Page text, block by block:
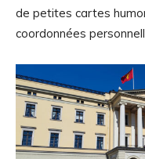
de petites cartes
coordonnées